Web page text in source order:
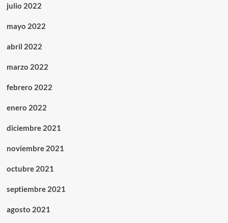
julio 2022
mayo 2022
abril 2022
marzo 2022
febrero 2022
enero 2022
diciembre 2021
noviembre 2021
octubre 2021
septiembre 2021
agosto 2021